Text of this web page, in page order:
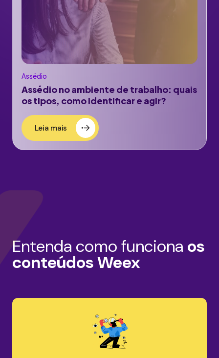
Assédio
Assédio no ambiente de trabalho: quais
os tipos, como identificar e agir?
Leia mais
Entenda como funciona os
conteúdos Weex